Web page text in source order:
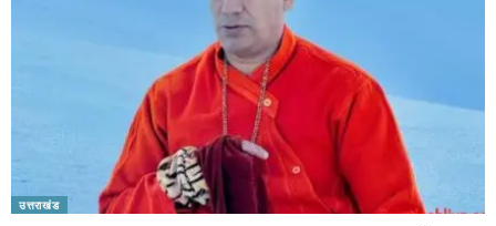
उत्तराखंड